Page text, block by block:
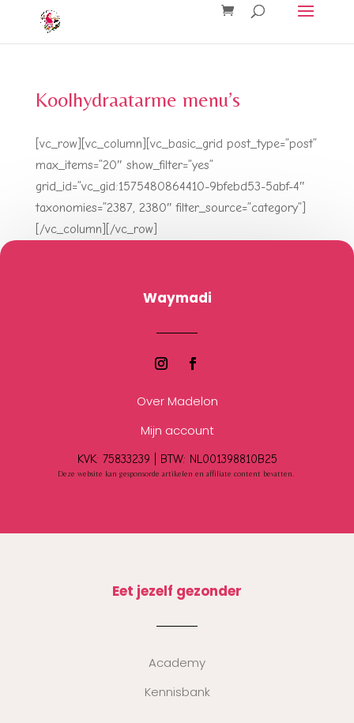
Koolhydraatarme menu’s
[vc_row][vc_column][vc_basic_grid post_type=”post”
max_items=”20″ show_filter=”yes”
grid_id=”vc_gid:1575480864410-9bfebd53-5abf-4″
taxonomies=”2387, 2380″ filter_source=”category”]
[/vc_column][/vc_row]
Waymadi
Over Madelon
Mijn account
KVK: 75833239 | BTW: NL001398810B25
Deze website kan gesponsorde artikelen en affiliate content bevatten.
Eet jezelf gezonder
Academy
Kennisbank